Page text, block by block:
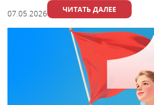
07.05.2026 ЧИТАТЬ ДАЛЕЕ